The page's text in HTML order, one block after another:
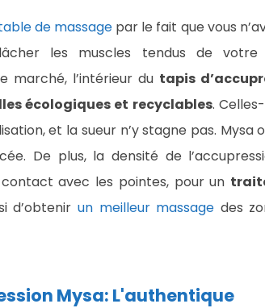
de massagepar le fait que vous
les muscles tendus de votre
marché, l’intérieur du tapis
écologiques et recyclables.
et la sueur n’y stagne pas. Mysa
De plus, la densité de
avec les pointes, pour un
d’obtenir un meilleur massage des
Mysa: L'authentique